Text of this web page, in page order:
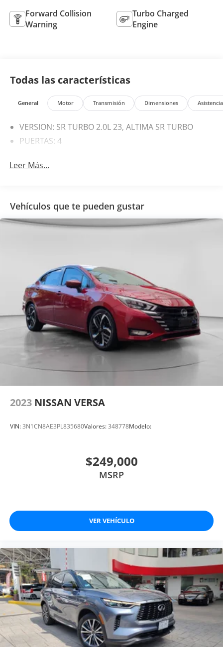
Forward Collision
Warning
Turbo Charged
Engine
Todas las características
General Motor Transmisión Dimensiones
VERSION: SR TURBO 2.0L 23, ALTIMA SR TURBO
PUERTAS: 4
Leer Más...
Vehículos que te pueden gustar
2023 NISSAN VERSA
VIN:3N1CN8AE3PL835680Valores:348778Modelo:
$249,000
MSRP
VER VEHÍCULO